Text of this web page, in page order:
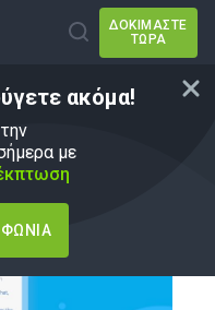
ΔΟΚΙΜΆΣΤΕ
ΤΏΡΑ
ακόμα!
με
mSpy